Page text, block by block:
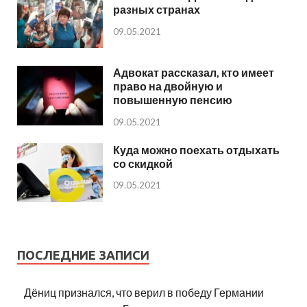
разных странах
09.05.2021
Адвокат рассказал, кто имеет
право на двойную и
повышенную пенсию
09.05.2021
Куда можно поехать отдыхать
со скидкой
09.05.2021
ПОСЛЕДНИЕ ЗАПИСИ
Дёниц признался, что верил в победу Германии